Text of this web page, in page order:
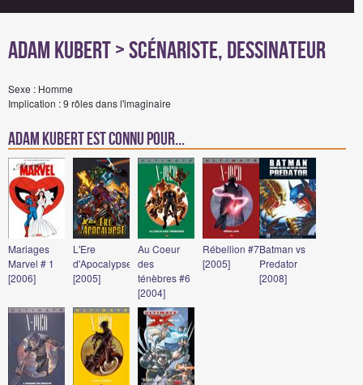
Adam Kubert> Scénariste, Dessinateur
Sexe : Homme
Implication : 9 rôles dans l'imaginaire
Adam Kubert est connu pour...
Mariages
Marvel # 1
[2006]
L'Ere
d'Apocalypse
[2005]
Au Coeur
des
ténèbres #6
[2004]
Rébellion #7
[2005]
Batman vs
Predator
[2008]